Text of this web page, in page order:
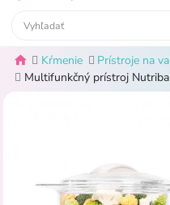
Kŕmenie
Prístroje na
Multifunkčný prístroj